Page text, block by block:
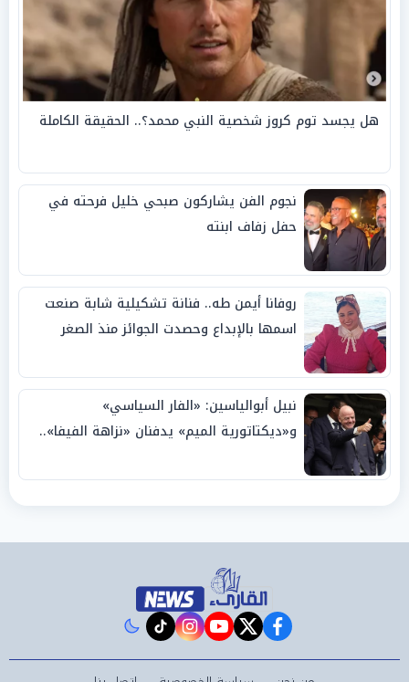
هل يجسد توم كروز شخصية النبي محمد؟.. الحقيقة الكاملة
نجوم الفن يشاركون صبحي خليل فرحته في
حفل زفاف ابنته
روفانا أيمن طه.. فنانة تشكيلية شابة صنعت
اسمها بالإبداع وحصدت الجوائز منذ الصغر
نبيل أبوالياسين: «الفار السياسي»
و«ديكتاتورية الميم» يدفنان «نزاهة الفيفا»..
facebook
twitter
youtube
instagram
tiktok